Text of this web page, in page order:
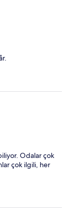
Odalar çok
çok ilgili, her